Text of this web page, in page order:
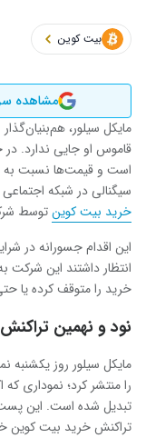
بیت کوین
مشاهده
مایکل سیلور،
قاموس او جایی ندارد. در
است و قیمت‌ها نسبت به
سیگنالی در شبکه
خرید بیت ‌کوینتوسط
این اقدام جسورانه در
انتظار داشتند این
خرید را متوقف کرده یا
نود و نهمین
مایکل سیلور روز یکشنبه
را منتشر کرد؛ نموداری
تبدیل شده است. این
تراکنش خرید بیت ‌کوین